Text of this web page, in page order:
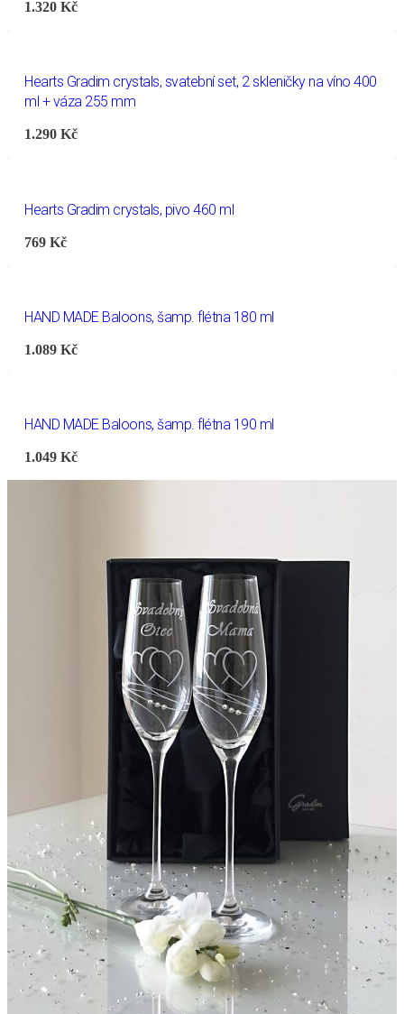
1.320Kč
Hearts Gradim crystals, svatební set, 2 skleničky na víno 400
ml + váza 255 mm
1.290Kč
Hearts Gradim crystals, pivo 460 ml
769Kč
HAND MADE Baloons, šamp. flétna 180 ml
1.089Kč
HAND MADE Baloons, šamp. flétna 190 ml
1.049Kč